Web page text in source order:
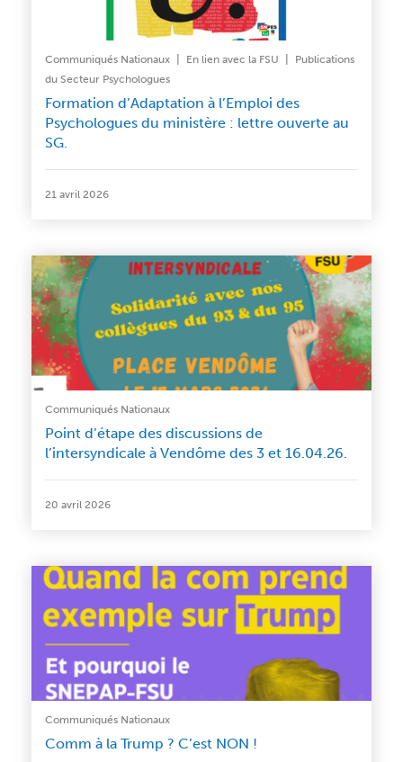
Communiqués Nationaux En lien avec la FSU
Publications
du Secteur Psychologues
Formation d’Adaptation à l’Emploi des
Psychologues du ministère : lettre ouverte au
SG.
21 avril 2026
Communiqués Nationaux
Point d’étape des discussions de
l’intersyndicale à Vendôme des 3 et 16.04.26.
20 avril 2026
Communiqués Nationaux
Comm à la Trump ? C’est NON !